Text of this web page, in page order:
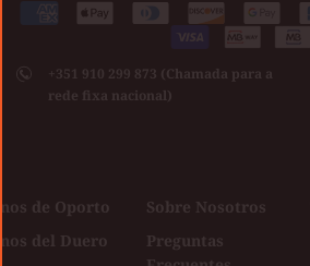
Medios
aceptados
AmericanApple
Diners DiscoverGoogle
pay
Visa
+351 910 299 873 (Chamada para a
rede fixa nacional)
de Oporto
del Duero
Sobre Nosotros
Preguntas